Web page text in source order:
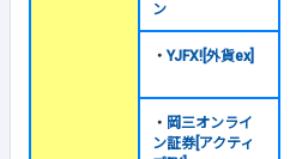
ン
・ YJFX![外貨ex]
・ 岡三オンライ
ン証券[アクティ